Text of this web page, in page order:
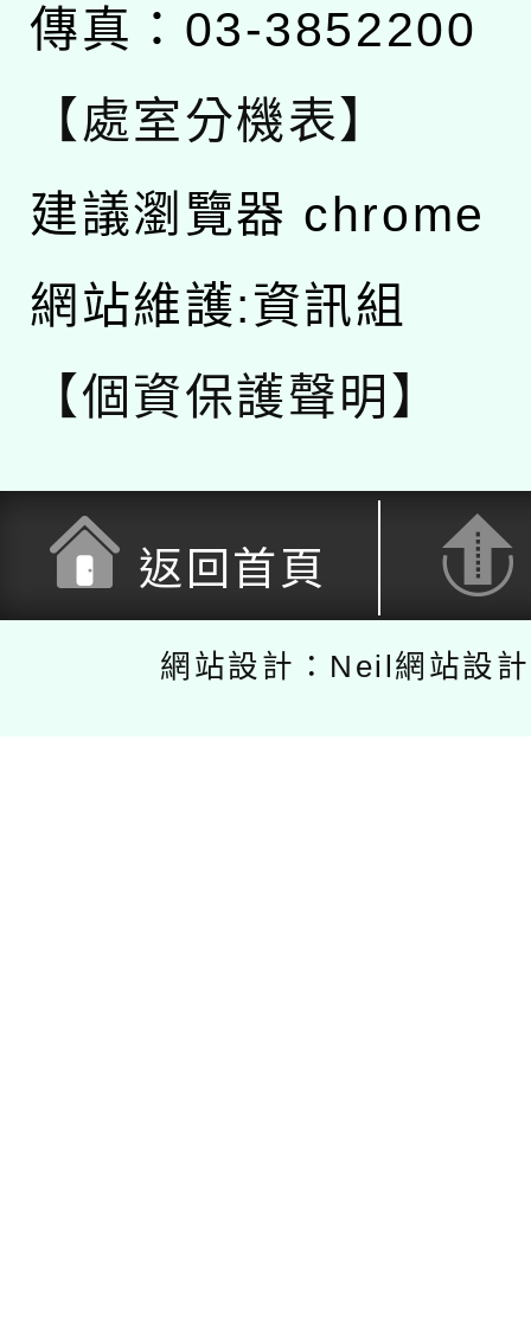
傳真：03-3852200
【處室分機表】
建議瀏覽器 chrome
網站維護:資訊組
【個資保護聲明】
返回首頁
網站設計：Neil網站設